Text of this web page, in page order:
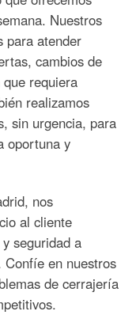
Nuestros
para atender
cambios de
requiera
realizamos
sin urgencia, para
oportuna y
nos
al cliente
seguridad a
Confíe en nuestros
de cerrajería